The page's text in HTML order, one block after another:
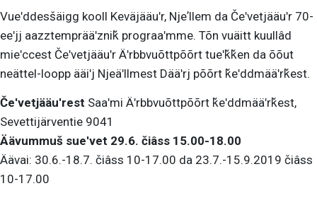
Vueʹddesšäigg kooll Keväjääuʹr, Njeʼllem da Čeʹvetjääuʹr 70-
eeʹjj aazztemprääʹzniǩ prograaʹmme. Tõn vuäitt kuullâd
mieʹccest Čeʹvetjääuʹr Äʹrbbvuõttpõõrt tueʹǩǩen da õõut
neättel-loopp ääiʹj Njeäʹllmest Dääʹrj põõrt ǩeʹddmääʹrǩest.
Čeʹvetjääuʹrest Saaʹmi Äʹrbbvuõttpõõrt ǩeʹddmääʹrǩest,
Sevettijärventie 9041
Äävummuš sueʹvet 29.6. čiâss 15.00-18.00
Äävai: 30.6.-18.7. čiâss 10-17.00 da 23.7.-15.9.2019 čiâss
10-17.00